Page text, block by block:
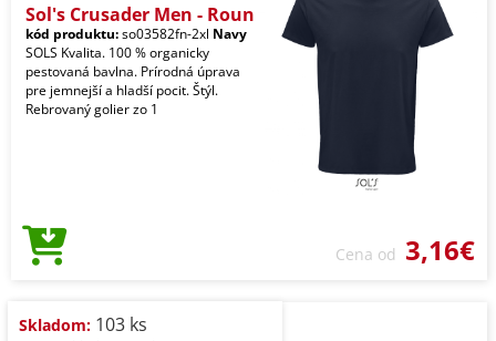
Sol's Crusader Men - Roun
kód produktu:so03582fn-2xl Navy
SOLS Kvalita. 100 % organicky
pestovaná bavlna. Prírodná úprava
pre jemnejší a hladší pocit. Štýl.
Rebrovaný golier zo 1
Cena od 3,16€
Skladom: 103 ks